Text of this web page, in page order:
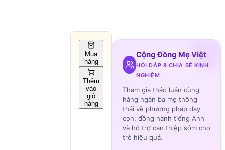
Mua
hàng
Thêm
vào
giỏ
hàng
Cộng Đồng Mẹ Việt
HỎI ĐÁP & CHIA SẺ KINH
NGHIỆM
Tham gia thảo luận cùng
hàng ngàn ba mẹ thông
thái về phương pháp dạy
con, đồng hành tiếng Anh
và hỗ trợ can thiệp sớm cho
trẻ hiệu quả.